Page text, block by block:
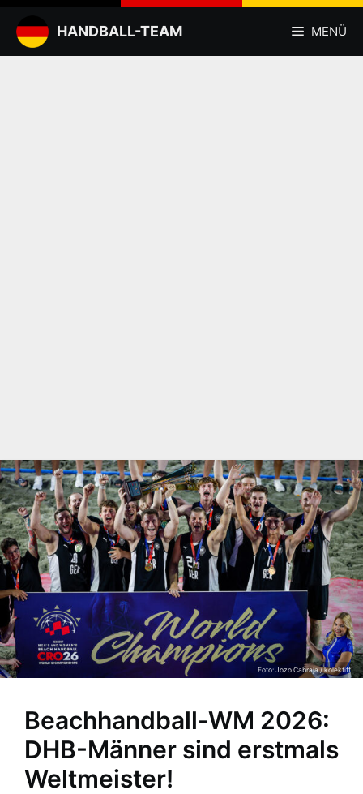
Inhalt
springen
HANDBALL-TEAM MENÜ
Foto: Jozo Cabraja / kolektiff
Beachhandball-WM 2026:
DHB-Männer sind erstmals
Weltmeister!